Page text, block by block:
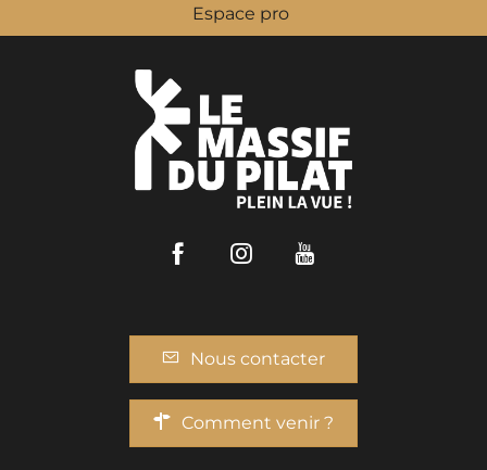
Espace pro
FacebookInstagram
Nous contacter
Comment venir ?